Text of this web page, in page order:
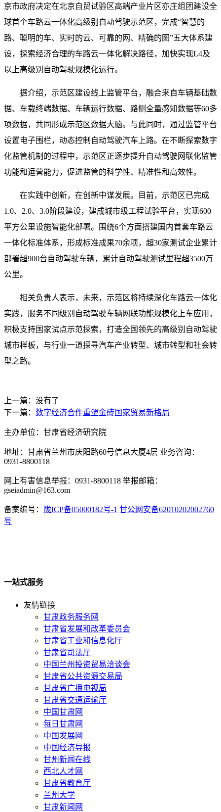
京市政府决定在北京自贸试验区高端产业片区亦庄组团建设全
球首个车路云一体化高级别自动驾驶示范区，完成“智慧的
路、聪明的车、实时的云、可靠的网、精确的图”五大体系建
设，探索经济合理的车路云一体化解决路径，加快实现L4及
以上高级别自动驾驶规模化运行。
据介绍，示范区建设线上监管平台，融合来自车辆基础数
据、车载终端数据、车辆运行数据、路侧全量感知数据等60多
项数据，共同形成示范区数据大脑。与此同时，通过监管平台
设置电子围栏，动态控制自动驾驶汽车上路。在不断探索数字
化监管机制的过程中，示范区正逐步提升自动驾驶网联化监管
功能和运营能力，促进监管的科学性、精准性和高效性。
在实践中创新，在创新中谋发展。目前，示范区已完成
1.0、2.0、3.0阶段建设，建成城市级工程试验平台，实现600
平方公里设施智能化部署。围绕6个方面搭建国内首套车路云
一体化标准体系，形成标准成果70余项，超30家测试企业累计
部署超900台自动驾驶车辆，累计自动驾驶测试里程超3500万
公里。
相关负责人表示，未来，示范区将持续深化车路云一体化
实践，服务不同级别自动驾驶车辆网联功能规模化上车应用，
积极支持国家试点示范探索，打造全国领先的高级别自动驾驶
城市样板，与行业一道探寻汽车产业转型、城市转型和社会转
型之路。
上一篇：没有了
下一篇： 数字经济合作重塑金砖国家贸易新格局
主办单位：甘肃省经济研究院
地址：甘肃省兰州市庆阳路60号信息大厦4层 业务咨询：
0931-8800118
网上有害信息举报：0931-8800118 举报邮箱：
gseiadmin@163.com
备案编号： 陇ICP备05000182号-1 甘公网安备62010202002760
号
一站式服务
友情链接
甘肃政务服务网
甘肃省发展和改革委员会
甘肃省工业和信息化厅
甘肃省司法厅
中国兰州投资贸易洽谈会
甘肃省公共资源交易局
甘肃省广播电视局
甘肃省交通运输厅
中国甘肃网
每日甘肃网
中国发展网
中国经济导报
甘州新闻在线
西北人才网
甘肃省教育厅
兰州大学
甘肃新闻网